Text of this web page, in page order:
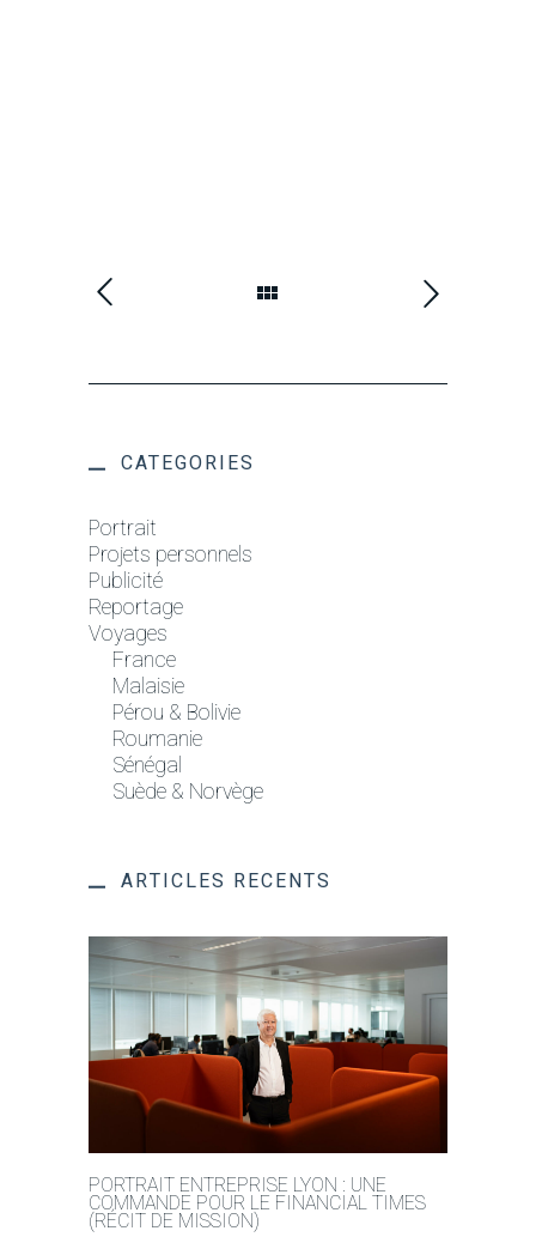
CATEGORIES
Portrait
Projets personnels
Publicité
Reportage
Voyages
France
Malaisie
Pérou & Bolivie
Roumanie
Sénégal
Suède & Norvège
ARTICLES RECENTS
PORTRAIT ENTREPRISE LYON : UNE
COMMANDE POUR LE FINANCIAL TIMES
(RÉCIT DE MISSION)